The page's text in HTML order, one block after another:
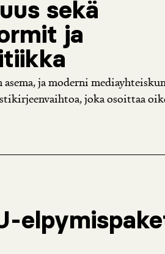
sekä
ja
ja moderni
joka osoittaa